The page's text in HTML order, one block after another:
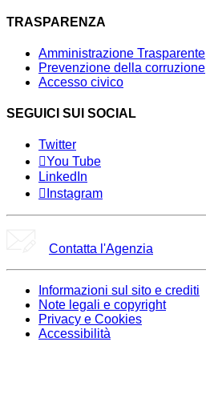
TRASPARENZA
Amministrazione Trasparente
Prevenzione della corruzione
Accesso civico
SEGUICI SUI SOCIAL
Twitter
You Tube
LinkedIn
Instagram
Contatta l'Agenzia
Informazioni sul sito e crediti
Note legali e copyright
Privacy e Cookies
Accessibilità